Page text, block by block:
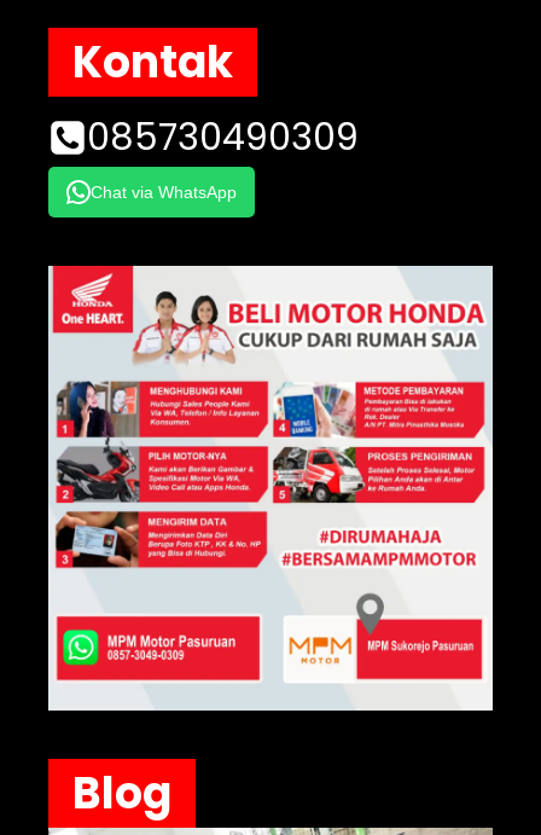
Kontak
085730490309
Chat via WhatsApp
Blog